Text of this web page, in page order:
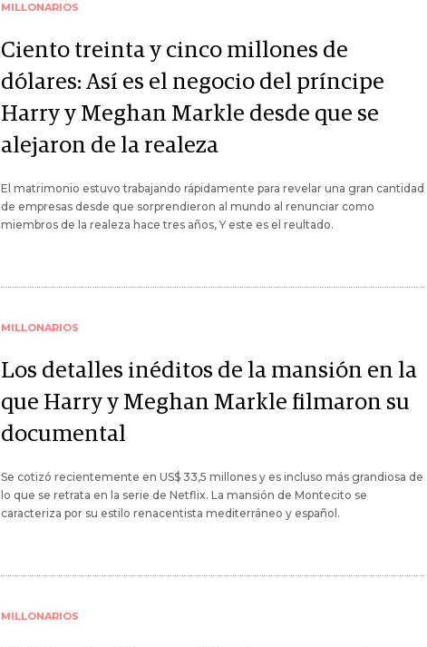
MILLONARIOS
Ciento treinta y cinco millones de
dólares: Así es el negocio del príncipe
Harry y Meghan Markle desde que se
alejaron de la realeza
El matrimonio estuvo trabajando rápidamente para revelar una gran cantidad
de empresas desde que sorprendieron al mundo al renunciar como
miembros de la realeza hace tres años, Y este es el reultado.
MILLONARIOS
Los detalles inéditos de la mansión en la
que Harry y Meghan Markle filmaron su
documental
Se cotizó recientemente en US$ 33,5 millones y es incluso más grandiosa de
lo que se retrata en la serie de Netflix. La mansión de Montecito se
caracteriza por su estilo renacentista mediterráneo y español.
MILLONARIOS